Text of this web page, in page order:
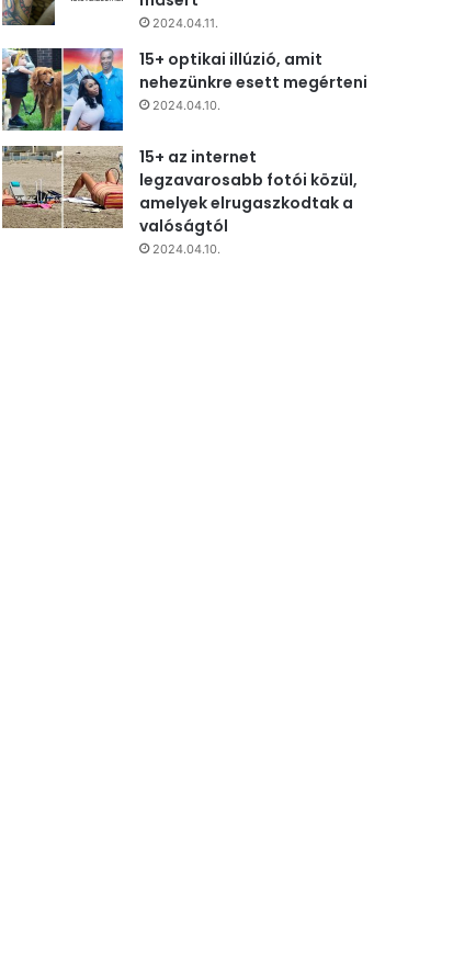
2024.04.11.
15+ optikai illúzió, amit
nehezünkre esett megérteni
2024.04.10.
15+ az internet
legzavarosabb fotói közül,
amelyek elrugaszkodtak a
valóságtól
2024.04.10.